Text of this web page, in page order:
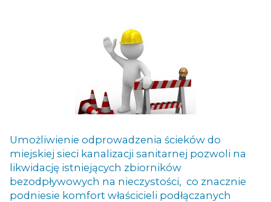
Umożliwienie odprowadzenia ścieków do
miejskiej sieci kanalizacji sanitarnej pozwoli na
likwidację istniejących zbiorników
bezodpływowych na nieczystości, co znacznie
podniesie komfort właścicieli podłączanych